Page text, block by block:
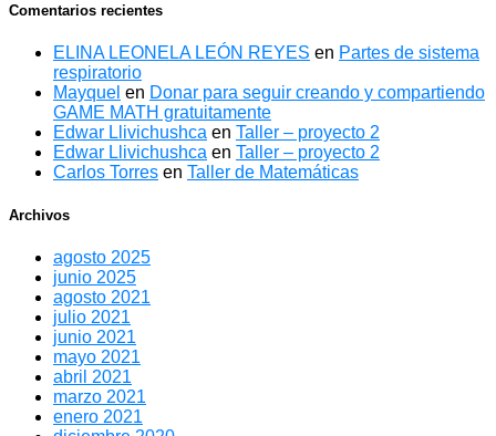
Comentarios recientes
ELINA LEONELA LEÓN REYES en Partes de sistema
respiratorio
Mayquel en Donar para seguir creando y compartiendo
GAME MATH gratuitamente
Edwar Llivichushca en Taller – proyecto 2
Edwar Llivichushca en Taller – proyecto 2
Carlos Torres en Taller de Matemáticas
Archivos
agosto 2025
junio 2025
agosto 2021
julio 2021
junio 2021
mayo 2021
abril 2021
marzo 2021
enero 2021